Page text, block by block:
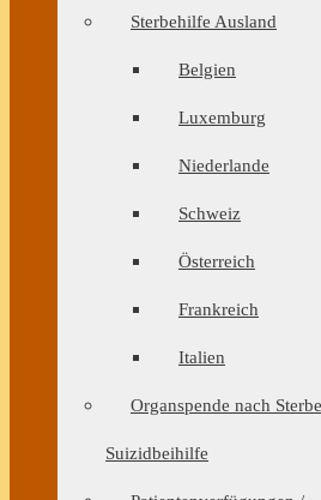
Sterbehilfe Ausland
Belgien
Luxemburg
Niederlande
Schweiz
Österreich
Frankreich
Italien
Organspende nach
Suizidbeihilfe